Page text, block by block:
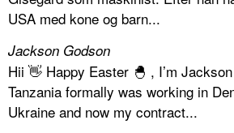
USA med kone og barn...
Jackson Godson
Hii 👋 Happy Easter 🐣 , I’m
Tanzania formally was working in
Ukraine and now my contract...